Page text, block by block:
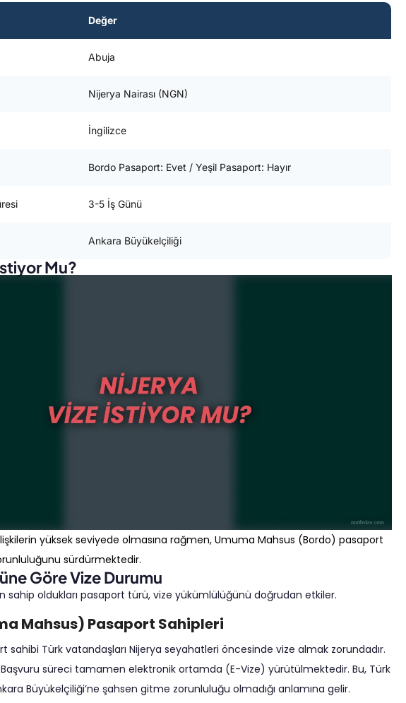
Değer
Abuja
Nijerya Nairası (NGN)
İngilizce
Bordo Pasaport: Evet / Yeşil Pasaport: Hayır
3-5 İş Günü
Ankara Büyükelçiliği
Mu?
yüksek seviyede olmasına rağmen, Umuma Mahsus (Bordo) pasaport
sürdürmektedir.
Göre Vize Durumu
sahip oldukları pasaport türü, vize yükümlülüğünü doğrudan etkiler.
Mahsus) Pasaport Sahipleri
sahibi Türk vatandaşları Nijerya seyahatleri öncesinde vize almak zorundadır.
Başvuru süreci tamamen elektronik ortamda (E-Vize) yürütülmektedir. Bu, Türk
Büyükelçiliği’ne şahsen gitme zorunluluğu olmadığı anlamına gelir.